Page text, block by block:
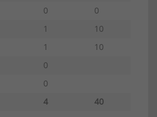
0
0
1
10
1
10
0
0
4
40